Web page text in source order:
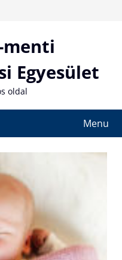
menti
Egyesület
oldal
Menu